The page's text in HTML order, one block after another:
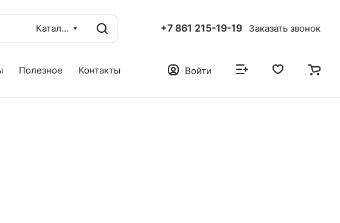
Каталог +7 861 215-19-19 Заказать звонок
Полезное Контакты Войти